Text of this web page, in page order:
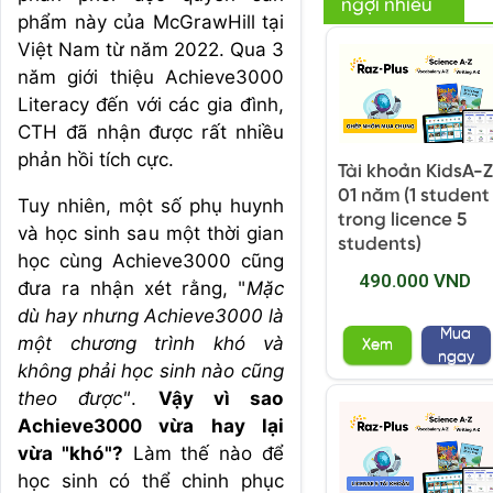
phẩm này của McGrawHill tại
Việt Nam từ năm 2022. Qua 3
năm giới thiệu Achieve3000
Literacy đến với các gia đình,
CTH đã nhận được rất nhiều
phản hồi tích cực.
Tuy nhiên, một số phụ huynh
và học sinh sau một thời gian
học cùng Achieve3000 cũng
đưa ra nhận xét rằng, "Mặc
dù hay nhưng Achieve3000 là
một chương trình khó và
không phải học sinh nào cũng
theo được". Vậy vì sao
Achieve3000 vừa hay lại
vừa "khó"? Làm thế nào để
học sinh có thể chinh phục
ngợi nhiều
Tài khoản KidsA-Z
01 năm (1 student
trong licence 5
students)
490.000 VND
Xem
Mua
ngay